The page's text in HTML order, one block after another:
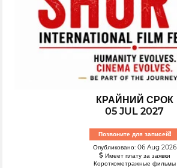
КРАЙНИЙ СРОК
05 JUL 2027
Позвоните для записей!
Опубликовано: 06 Aug 2026
Имеет плату за заявки
Короткометражные фильмы